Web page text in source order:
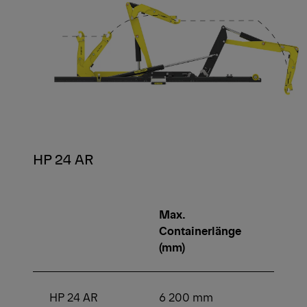
HP 24 AR
Max.
Containerlänge
(mm)
HP 24 AR 6 200 mm